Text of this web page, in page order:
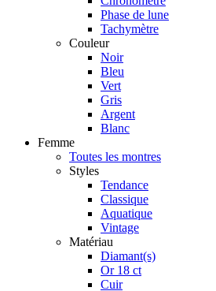
Phase de lune
Tachymètre
Couleur
Noir
Bleu
Vert
Gris
Argent
Blanc
Femme
Toutes les montres
Styles
Tendance
Classique
Aquatique
Vintage
Matériau
Diamant(s)
Or 18 ct
Cuir